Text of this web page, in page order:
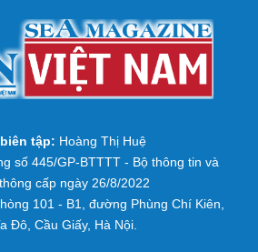
tập: Hoàng Thị Huệ
số 445/GP-BTTTT - Bộ thông tin và
cấp ngày 26/8/2022
101 - B1, đường Phùng Chí Kiên,
Đô, Cầu Giấy, Hà Nội.